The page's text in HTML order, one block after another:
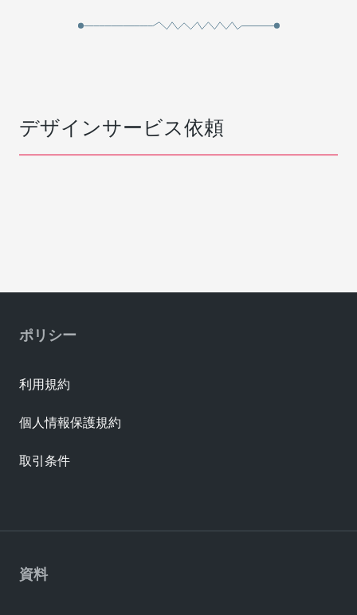
デザインサービス依頼
資料
ポリシー
利用規約
個人情報保護規約
取引条件